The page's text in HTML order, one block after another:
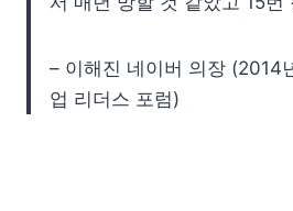
– 이해진 네이버 의장 (2014
업 리더스 포럼)